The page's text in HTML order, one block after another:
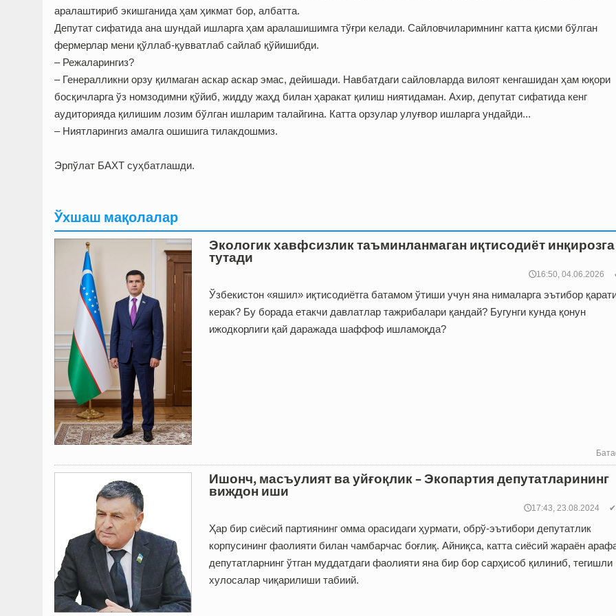
аралаштириб экишганида ҳам ҳикмат бор, албатта.
Депутат сифатида ана шундай ишларга ҳам аралашишимга тўғри келади. Сайловчиларимнинг катта қисми бўлган
фермерлар мени қўллаб-қувватлаб сайлаб қўйишибди.
– Режаларингиз?
– Генералликни орзу қилмаган аскар аскар эмас, дейишади. Навбатдаги сайловларда вилоят кенгашидан ҳам юқори
босқичларга ўз номзодимни қўйиб, жидду жаҳд билан ҳаракат қилиш ниятидаман. Ахир, депутат сифатида кенг
аудиторияда қилишим лозим бўлган ишларим талайгина. Катта орзулар улуғвор ишларга ундайди...
– Ниятларингиз амалга ошишига тилакдошмиз.
Эрпўлат БАХТ суҳбатлашди.
Ўхшаш мақолалар
Экологик хавфсизлик таъминланмаган иқтисодиёт
тутади
🕔16:50, 04.06.2026
Ўзбекистон «яшил» иқтисодиётга батамом ўтиши учун яна нималарга эътибор
керак? Бу борада етакчи давлатлар тажрибалари қандай? Бугунги кунда қонун
ижодкорлиги қай даражада шаффоф ишламоқда?
Ишонч, масъулият ва уйғоқлик – Экопартия депутатларининг
виждон иши
🕔17:43, 23.08.2024
Ҳар бир сиёсий партиянинг омма орасидаги ҳурмати, обрў-эътибори депутатлик
корпусининг фаолияти билан чамбарчас боғлиқ. Айниқса, катта сиёсий жараён
депутатларнинг ўтган муддатдаги фаолияти яна бир бор сарҳисоб қилиниб, тегишли
хулосалар чиқарилиши табиий.